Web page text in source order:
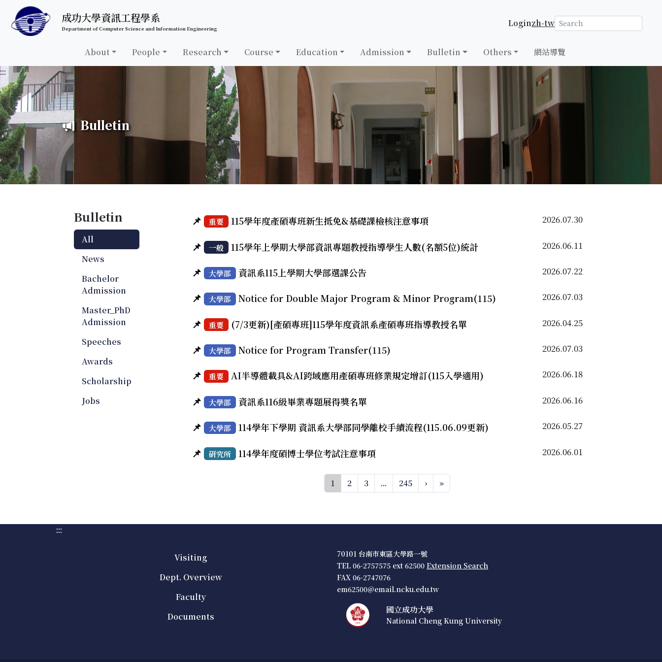
跳至中央內容區塊
成功大學資訊工程學系
Department of Computer Science and Information Engineering Loginzh-tw
About People Research Course Education Admission Bulletin Others
網站導覽
:::
Bulletin
Bulletin
All
News
Bachelor
Admission
Master_PhD
Admission
Speeches
Awards
Scholarship
Jobs
📌 重要 115學年度產碩專班新生抵免&基礎課檢核注意事項 2026.07.30
📌 一般 115學年上學期大學部資訊專題教授指導學生人數(名額5位)統計 2026.06.11
📌 大學部 資訊系115上學期大學部選課公告 2026.07.22
📌 大學部 Notice for Double Major Program & Minor Program(115) 2026.07.03
📌 重要 (7/3更新)[產碩專班]115學年度資訊系產碩專班指導教授名單 2026.04.25
📌 大學部 Notice for Program Transfer(115) 2026.07.03
📌 重要 AI半導體載具&AI跨域應用產碩專班修業規定增訂(115入學適用) 2026.06.18
📌 大學部 資訊系116級畢業專題展得獎名單 2026.06.16
📌 大學部 114學年下學期 資訊系大學部同學離校手續流程(115.06.09更新) 2026.05.27
📌 研究所 114學年度碩博士學位考試注意事項 2026.06.01
1 2 3 ... 245 › »
:::
Visiting
Dept. Overview
Faculty
Documents
70101 台南市東區大學路一號
TEL 06-2757575 ext 62500 Extension Search
FAX 06-2747076
em62500@email.ncku.edu.tw
國立成功大學
National Cheng Kung University